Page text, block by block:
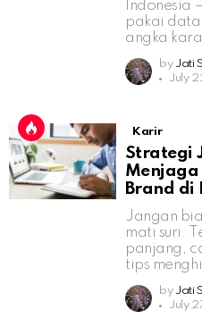
Indonesia
pakai data
angka
by Jati
July
Karir
Strategi
Menjaga
Brand di
Jangan
mati suri.
panjang,
tips
by Jati
July